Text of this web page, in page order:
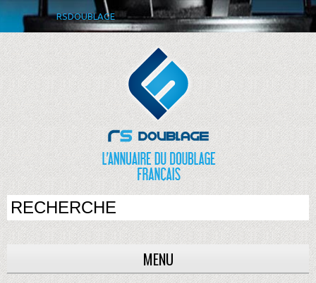
RSDOUBLAGE
MENU